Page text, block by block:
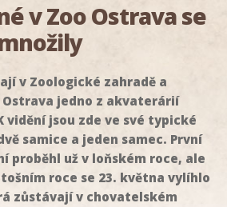
v Zoo Ostrava se
v Zoologické zahradě a
jedno z akvaterárií
vidění jsou zde ve své typické
samice a jeden samec. První
proběhl už v loňském roce, ale
roce se 23. května vylíhlo
zůstávají v chovatelském